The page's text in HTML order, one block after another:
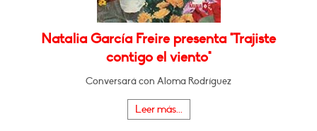
Natalia García Freire presenta "Trajiste
contigo el viento"
Conversará con Aloma Rodríguez
Leer más...